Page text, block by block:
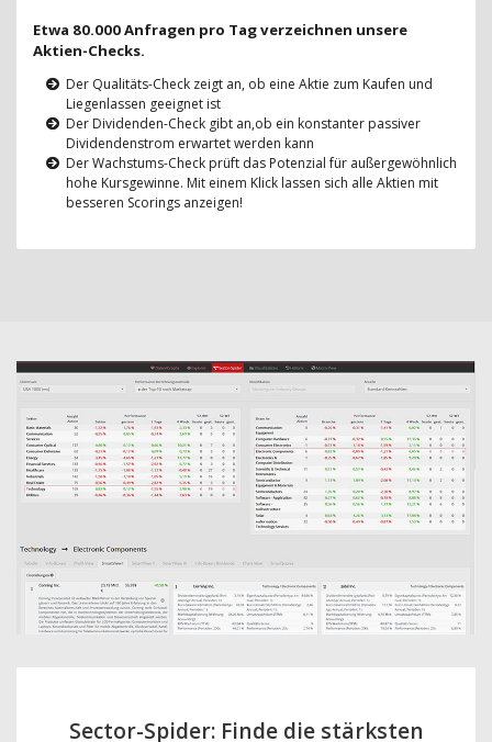
Etwa 80.000 Anfragen pro Tag verzeichnen unsere
Aktien-Checks.
Der Qualitäts-Check zeigt an, ob eine Aktie zum Kaufen und
Liegenlassen geeignet ist
Der Dividenden-Check gibt an,ob ein konstanter passiver
Dividendenstrom erwartet werden kann
Der Wachstums-Check prüft das Potenzial für außergewöhnlich
hohe Kursgewinne. Mit einem Klick lassen sich alle Aktien mit
besseren Scorings anzeigen!
Sector-Spider: Finde die stärksten